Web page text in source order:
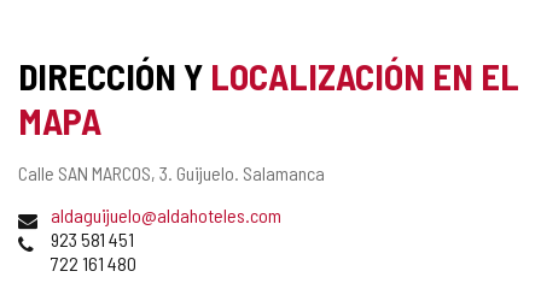
DIRECCIÓN Y LOCALIZACIÓN EN EL
MAPA
Dirección
Calle SAN MARCOS, 3. Guijuelo. Salamanca
Dirección
de
correo
aldaguijuelo@aldahoteles.com
Teléfonos
923 581 451
722 161 480